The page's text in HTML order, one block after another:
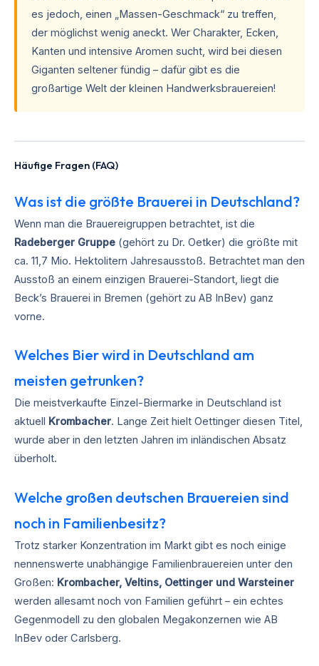
es jedoch, einen „Massen-Geschmack“ zu treffen,
der möglichst wenig aneckt. Wer Charakter, Ecken,
Kanten und intensive Aromen sucht, wird bei diesen
Giganten seltener fündig – dafür gibt es die
großartige Welt der kleinen Handwerksbrauereien!
Häufige Fragen (FAQ)
Was ist die größte Brauerei in Deutschland?
Wenn man die Brauereigruppen betrachtet, ist die
Radeberger Gruppe (gehört zu Dr. Oetker) die größte mit
ca. 11,7 Mio. Hektolitern Jahresausstoß. Betrachtet man den
Ausstoß an einem einzigen Brauerei-Standort, liegt die
Beck’s Brauerei in Bremen (gehört zu AB InBev) ganz
vorne.
Welches Bier wird in Deutschland am
meisten getrunken?
Die meistverkaufte Einzel-Biermarke in Deutschland ist
aktuell Krombacher. Lange Zeit hielt Oettinger diesen Titel,
wurde aber in den letzten Jahren im inländischen Absatz
überholt.
Welche großen deutschen Brauereien sind
noch in Familienbesitz?
Trotz starker Konzentration im Markt gibt es noch einige
nennenswerte unabhängige Familienbrauereien unter den
Großen: Krombacher, Veltins, Oettinger und Warsteiner
werden allesamt noch von Familien geführt – ein echtes
Gegenmodell zu den globalen Megakonzernen wie AB
InBev oder Carlsberg.